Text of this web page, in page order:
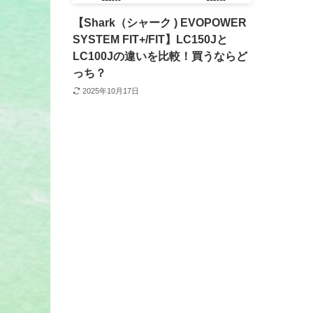
【Shark（シャーク ) EVOPOWER
SYSTEM FIT+/FIT】LC150Jと
LC100Jの違いを比較！買うならど
っち？
2025年10月17日